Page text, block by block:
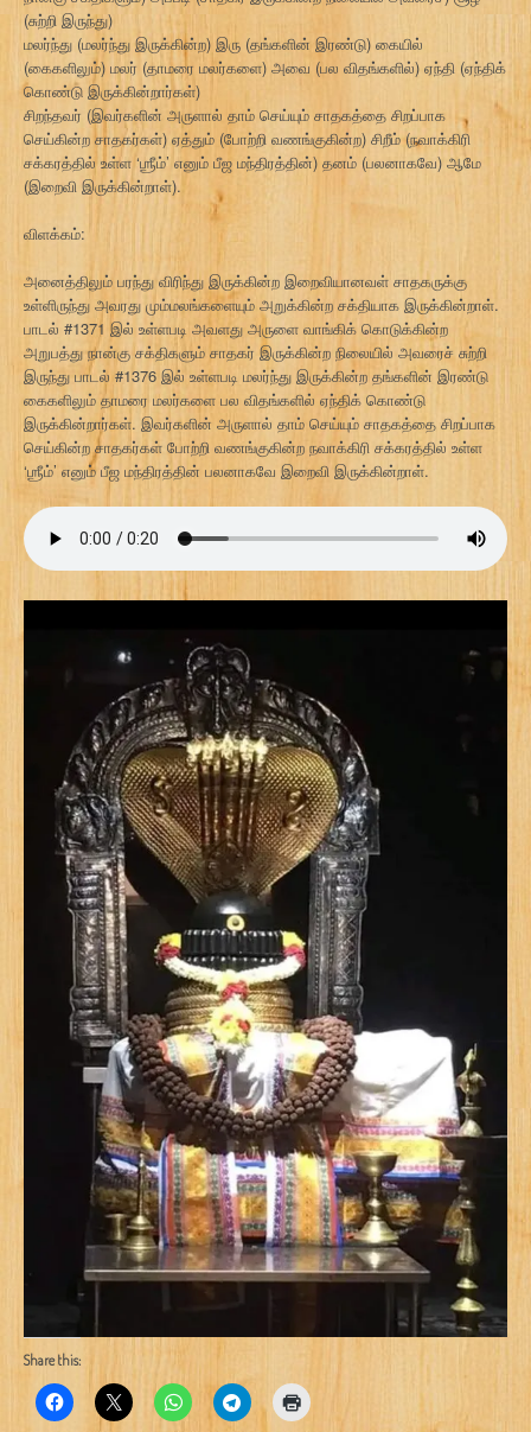
(சுற்றி இருந்து)
மலர்ந்து (மலர்ந்து இருக்கின்ற) இரு (தங்களின் இரண்டு) கையில்
(கைகளிலும்) மலர் (தாமரை மலர்களை) அவை (பல விதங்களில்) ஏந்தி (ஏந்திக்
கொண்டு இருக்கின்றார்கள்)
சிறந்தவர் (இவர்களின் அருளால் தாம் செய்யும் சாதகத்தை சிறப்பாக
செய்கின்ற சாதகர்கள்) ஏத்தும் (போற்றி வணங்குகின்ற) சிறீம் (நவாக்கிரி
சக்கரத்தில் உள்ள ‘ஶ்ரீம்’ எனும் பீஜ மந்திரத்தின்) தனம் (பலனாகவே) ஆமே
(இறைவி இருக்கின்றாள்).
விளக்கம்:
அனைத்திலும் பரந்து விரிந்து இருக்கின்ற இறைவியானவள் சாதகருக்கு
உள்ளிருந்து அவரது மும்மலங்களையும் அறுக்கின்ற சக்தியாக இருக்கின்றாள்.
பாடல் #1371 இல் உள்ளபடி அவளது அருளை வாங்கிக் கொடுக்கின்ற
அறுபத்து நான்கு சக்திகளும் சாதகர் இருக்கின்ற நிலையில் அவரைச் சுற்றி
இருந்து பாடல் #1376 இல் உள்ளபடி மலர்ந்து இருக்கின்ற தங்களின் இரண்டு
கைகளிலும் தாமரை மலர்களை பல விதங்களில் ஏந்திக் கொண்டு
இருக்கின்றார்கள். இவர்களின் அருளால் தாம் செய்யும் சாதகத்தை சிறப்பாக
செய்கின்ற சாதகர்கள் போற்றி வணங்குகின்ற நவாக்கிரி சக்கரத்தில் உள்ள
‘ஶ்ரீம்’ எனும் பீஜ மந்திரத்தின் பலனாகவே இறைவி இருக்கின்றாள்.
Share this: